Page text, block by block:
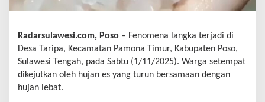
Radarsulawesi.com, Poso – Fenomena langka terjadi di
Desa Taripa, Kecamatan Pamona Timur, Kabupaten Poso,
Sulawesi Tengah, pada Sabtu (1/11/2025). Warga setempat
dikejutkan oleh hujan es yang turun bersamaan dengan
hujan lebat.